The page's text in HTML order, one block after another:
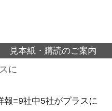
見本紙・購読のご案内
に
報=9社中5社がプラスに